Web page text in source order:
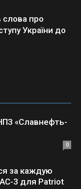
про
України до
«Славнефть-
0
за каждую
3 для Patriot